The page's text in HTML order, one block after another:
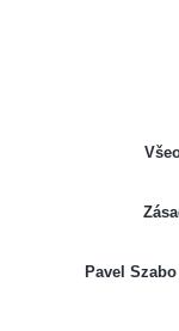
Pavel